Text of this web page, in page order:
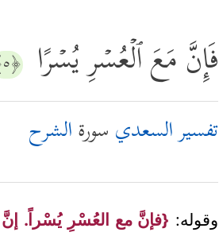
فَإِنَّ مَعَ ٱلۡعُسۡرِ یُسۡرًا ﴿٥﴾
تفسير السعدي سورةالشرح
وقوله: {فإنَّ مع العُسْرِ يُسْراً.